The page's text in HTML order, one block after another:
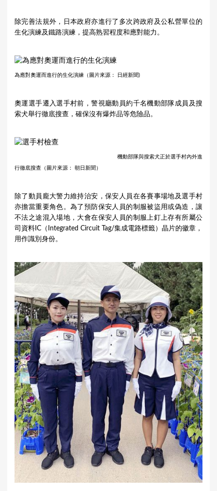
除完善法規外，日本政府亦進行了多次跨政府及公私營單位的
生化演練及鐵路演練，提高熟習程度和應對能力。
為應對奧運而進行的生化演練（圖片來源： 日經新聞)
奧運選手遷入選手村前，警視廳動員約千名機動部隊成員及搜
索犬舉行徹底搜查，確保沒有爆炸品等危險品。
機動部隊與搜索犬正於選手村內外進
行徹底搜查（圖片來源： 朝日新聞）
除了動員龐大警力維持治安，保安人員在各賽事場地及選手村
亦擔當重要角色。為了預防保安人員的制服被盜用或偽造，讓
不法之途混入場地，大會在保安人員的制服上釘上存有所屬公
司資料IC（Integrated Circuit Tag/集成電路標籤）晶片的徽章，
用作識別身份。